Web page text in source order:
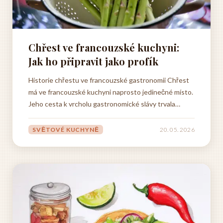
Chřest ve francouzské kuchyni:
Jak ho připravit jako profík
Historie chřestu ve francouzské gastronomii Chřest
má ve francouzské kuchyni naprosto jedinečné místo.
Jeho cesta k vrcholu gastronomické slávy trvala
tuto zeleninu váží. První záznamy o pěstování chřestu
SVĚTOVÉ KUCHYNĚ 20. 05. 2026